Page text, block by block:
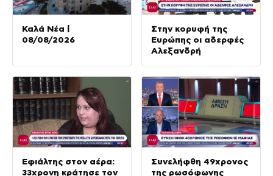
Καλά Νέα |
08/08/2026
Στην κορυφή της
Ευρώπης οι αδερφές
Αλεξανδρή
Εφιάλτης στον αέρα:
33χρονη κράτησε τον
Συνελήφθη 49χρονος
της ρωσόφωνης